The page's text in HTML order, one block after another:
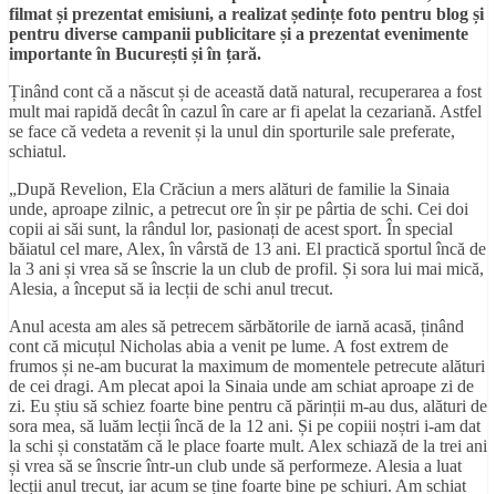
filmat și prezentat emisiuni, a realizat ședințe foto pentru blog și
pentru diverse campanii publicitare și a prezentat evenimente
importante în București și în țară.
Ținând cont că a născut și de această dată natural, recuperarea a fost
mult mai rapidă decât în cazul în care ar fi apelat la cezariană. Astfel
se face că vedeta a revenit și la unul din sporturile sale preferate,
schiatul.
„După Revelion, Ela Crăciun a mers alături de familie la Sinaia
unde, aproape zilnic, a petrecut ore în șir pe pârtia de schi. Cei doi
copii ai săi sunt, la rândul lor, pasionați de acest sport. În special
băiatul cel mare, Alex, în vârstă de 13 ani. El practică sportul încă de
la 3 ani și vrea să se înscrie la un club de profil. Și sora lui mai mică,
Alesia, a început să ia lecții de schi anul trecut.
Anul acesta am ales să petrecem sărbătorile de iarnă acasă, ținând
cont că micuțul Nicholas abia a venit pe lume. A fost extrem de
frumos și ne-am bucurat la maximum de momentele petrecute alături
de cei dragi. Am plecat apoi la Sinaia unde am schiat aproape zi de
zi. Eu știu să schiez foarte bine pentru că părinții m-au dus, alături de
sora mea, să luăm lecții încă de la 12 ani. Și pe copiii noștri i-am dat
la schi și constatăm că le place foarte mult. Alex schiază de la trei ani
și vrea să se înscrie într-un club unde să performeze. Alesia a luat
lecții anul trecut, iar acum se ține foarte bine pe schiuri. Am schiat